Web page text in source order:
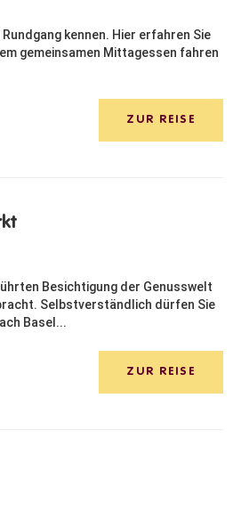
kennen. Hier erfahren Sie
gemeinsamen Mittagessen fahren
ZUR REISE
Besichtigung der Genusswelt
Selbstverständlich dürfen Sie
Basel...
ZUR REISE